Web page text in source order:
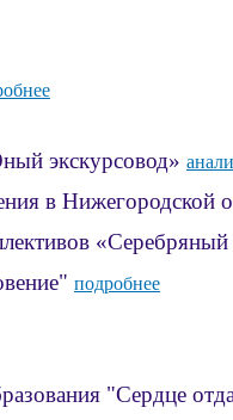
экскурсовод»
Нижегородской
«Серебряный
подробнее
"Сердце